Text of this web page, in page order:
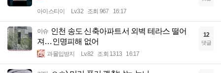
아이스티이 Lv.32 조회 967 16:17
이슈 인천 송도 신축아파트서 외벽 테라스 떨어
져…인명피해 없어
과몰입방지 Lv.82 조회 1313 16:17
12
댓글